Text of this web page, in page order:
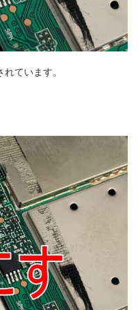
ています。